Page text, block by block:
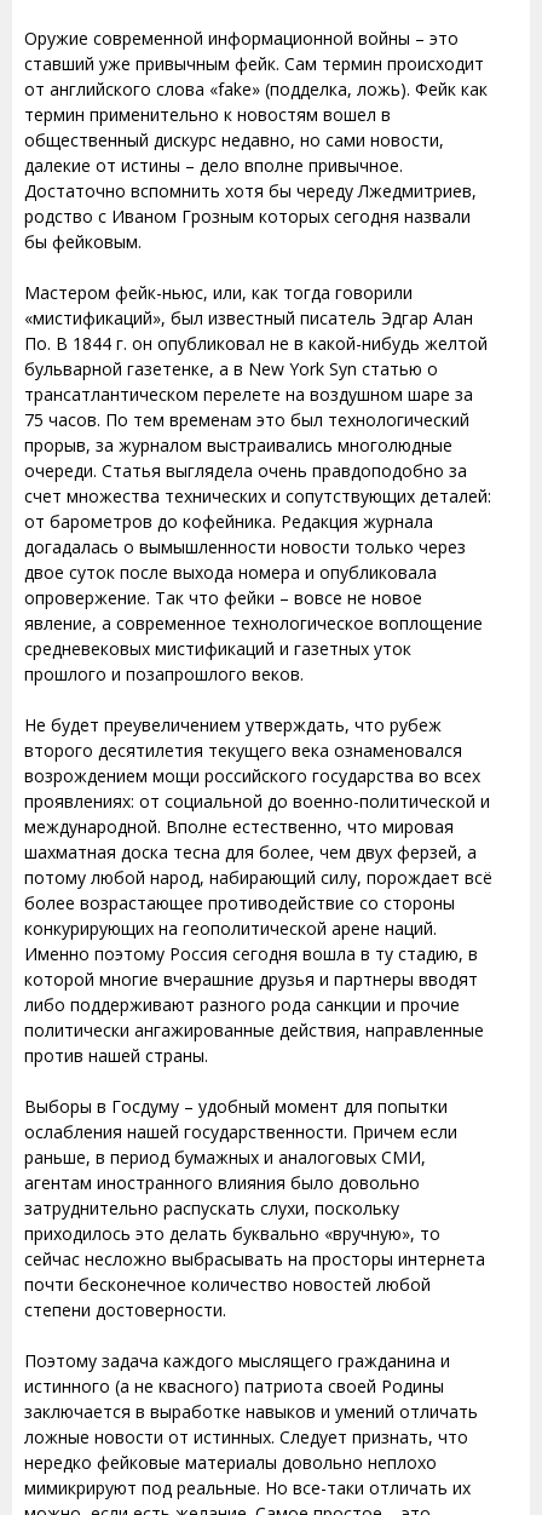
Оружие современной информационной войны – это
ставший уже привычным фейк. Сам термин происходит
от английского слова «fake» (подделка, ложь). Фейк как
термин применительно к новостям вошел в
общественный дискурс недавно, но сами новости,
далекие от истины – дело вполне привычное.
Достаточно вспомнить хотя бы череду Лжедмитриев,
родство с Иваном Грозным которых сегодня назвали
бы фейковым.
Мастером фейк-ньюс, или, как тогда говорили
«мистификаций», был известный писатель Эдгар Алан
По. В 1844 г. он опубликовал не в какой-нибудь желтой
бульварной газетенке, а в New York Syn статью о
трансатлантическом перелете на воздушном шаре за
75 часов. По тем временам это был технологический
прорыв, за журналом выстраивались многолюдные
очереди. Статья выглядела очень правдоподобно за
счет множества технических и сопутствующих деталей:
от барометров до кофейника. Редакция журнала
догадалась о вымышленности новости только через
двое суток после выхода номера и опубликовала
опровержение. Так что фейки – вовсе не новое
явление, а современное технологическое воплощение
средневековых мистификаций и газетных уток
прошлого и позапрошлого веков.
Не будет преувеличением утверждать, что рубеж
второго десятилетия текущего века ознаменовался
возрождением мощи российского государства во всех
проявлениях: от социальной до военно-политической и
международной. Вполне естественно, что мировая
шахматная доска тесна для более, чем двух ферзей, а
потому любой народ, набирающий силу, порождает всё
более возрастающее противодействие со стороны
конкурирующих на геополитической арене наций.
Именно поэтому Россия сегодня вошла в ту стадию, в
которой многие вчерашние друзья и партнеры вводят
либо поддерживают разного рода санкции и прочие
политически ангажированные действия, направленные
против нашей страны.
Выборы в Госдуму – удобный момент для попытки
ослабления нашей государственности. Причем если
раньше, в период бумажных и аналоговых СМИ,
агентам иностранного влияния было довольно
затруднительно распускать слухи, поскольку
приходилось это делать буквально «вручную», то
сейчас несложно выбрасывать на просторы интернета
почти бесконечное количество новостей любой
степени достоверности.
Поэтому задача каждого мыслящего гражданина и
истинного (а не квасного) патриота своей Родины
заключается в выработке навыков и умений отличать
ложные новости от истинных. Следует признать, что
нередко фейковые материалы довольно неплохо
мимикрируют под реальные. Но все-таки отличать их